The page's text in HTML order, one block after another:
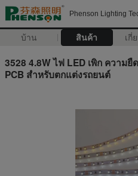
Phenson Lighting
บ้าน สินค้า เกี่
3528 4.8W ไฟ LED เพิก ความ
PCB สำหรับตกแต่งรถยนต์